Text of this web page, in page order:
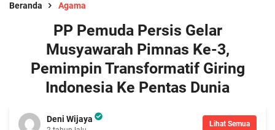
Beranda Agama
PP Pemuda Persis Gelar
Musyawarah Pimnas Ke-3,
Pemimpin Transformatif Giring
Indonesia Ke Pentas Dunia
Deni Wijaya Lihat Semua